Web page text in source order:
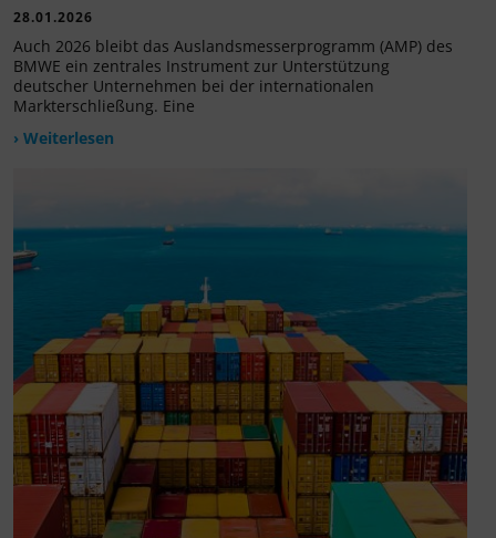
28.01.2026
Auch 2026 bleibt das Auslandsmesserprogramm (AMP) des
BMWE ein zentrales Instrument zur Unterstützung
deutscher Unternehmen bei der internationalen
Markterschließung. Eine
› Weiterlesen